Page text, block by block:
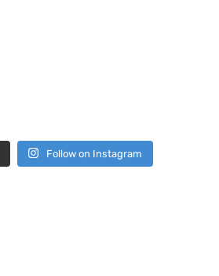
Follow on Instagram